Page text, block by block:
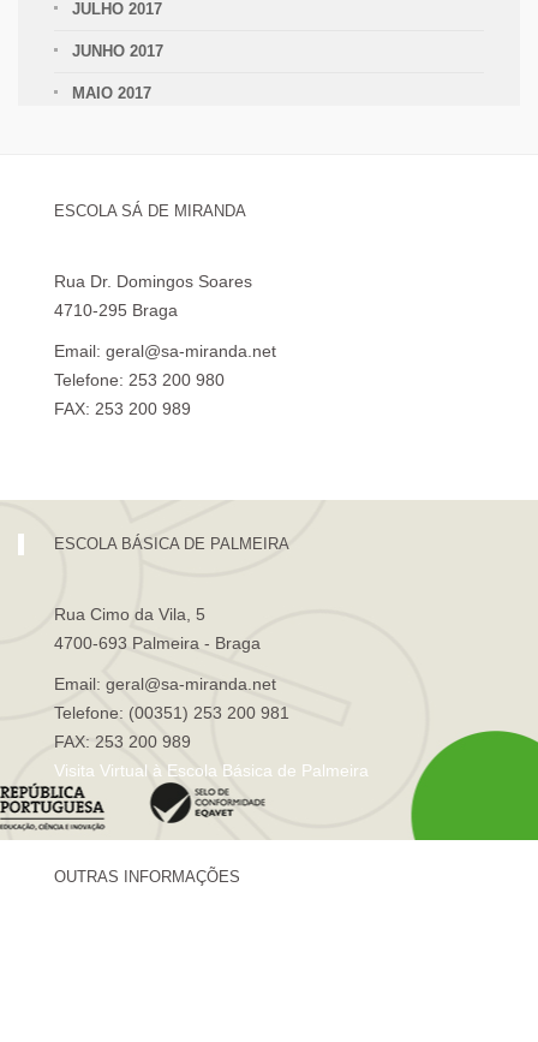
JULHO 2017
JUNHO 2017
MAIO 2017
ESCOLA SÁ DE MIRANDA
Rua Dr. Domingos Soares
4710-295 Braga
Email: geral@sa-miranda.net
Telefone: 253 200 980
FAX: 253 200 989
ESCOLA BÁSICA DE PALMEIRA
Rua Cimo da Vila, 5
4700-693 Palmeira - Braga
Email: geral@sa-miranda.net
Telefone: (00351) 253 200 981
FAX: 253 200 989
Visita Virtual à Escola Básica de Palmeira
OUTRAS INFORMAÇÕES